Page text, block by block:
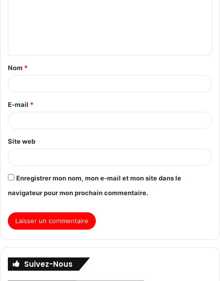
Nom *
E-mail *
Site web
Enregistrer mon nom, mon e-mail et mon site dans le
navigateur pour mon prochain commentaire.
Suivez-Nous